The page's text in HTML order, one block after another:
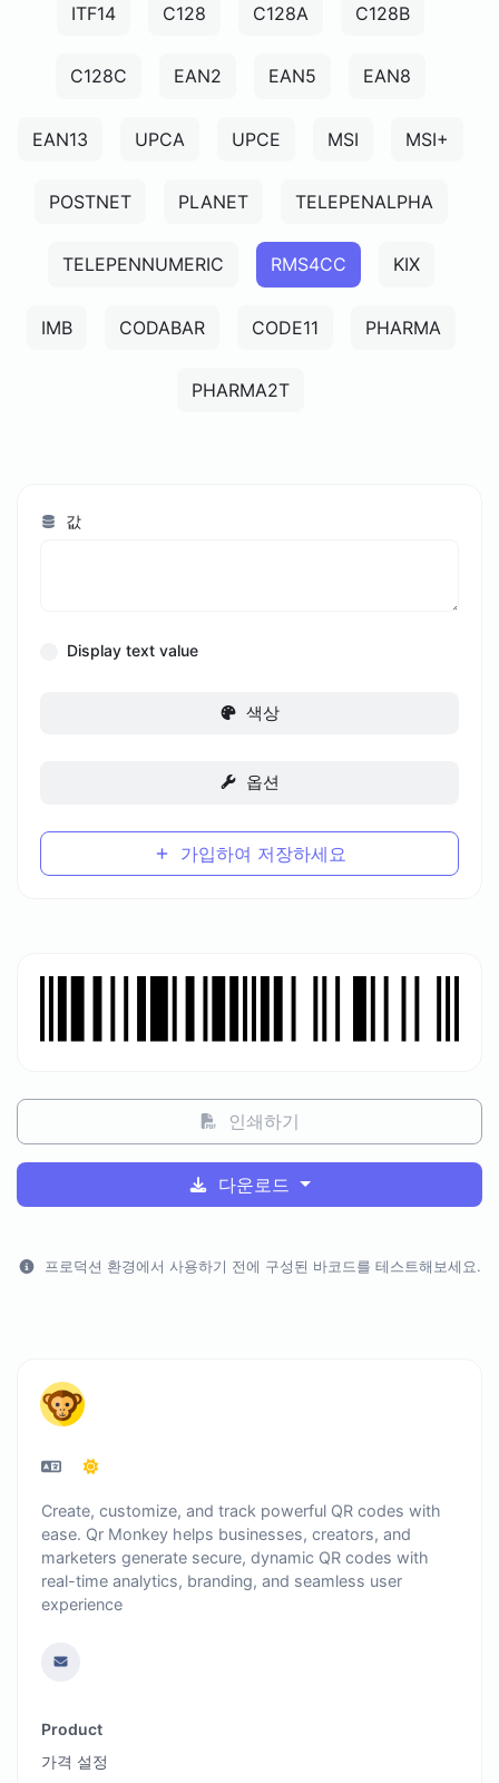
ITF14 C128 C128A C128B
C128C EAN2 EAN5 EAN8
EAN13 UPCA UPCE MSI MSI+
POSTNET PLANET TELEPENALPHA
TELEPENNUMERIC RMS4CC KIX
IMB CODABAR CODE11 PHARMA
PHARMA2T
값
Display text value
색상
옵션
가입하여 저장하세요
인쇄하기
다운로드
프로덕션 환경에서 사용하기 전에 구성된 바코드를 테스트해보세요.
Create, customize, and track powerful QR codes with
ease. Qr Monkey helps businesses, creators, and
marketers generate secure, dynamic QR codes with
real-time analytics, branding, and seamless user
experience
Product
가격 설정